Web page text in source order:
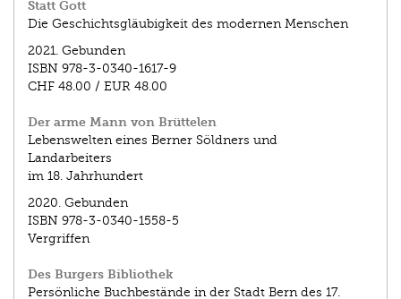
Statt Gott
Die Geschichtsgläubigkeit des modernen Menschen
2021. Gebunden
ISBN 978-3-0340-1617-9
CHF 48.00 / EUR 48.00
Der arme Mann von Brüttelen
Lebenswelten eines Berner Söldners und
Landarbeiters
im 18. Jahrhundert
2020. Gebunden
ISBN 978-3-0340-1558-5
Vergriffen
Des Burgers Bibliothek
Persönliche Buchbestände in der Stadt Bern des 17.